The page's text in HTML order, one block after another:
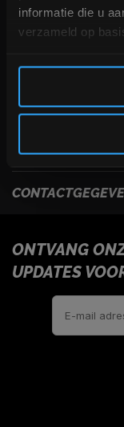
informatie die u
verzameld op
USEFULL LINKS
INFORMATIE
ONTVANG
UPDATES